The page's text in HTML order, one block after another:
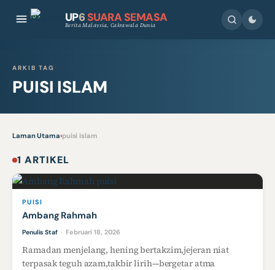
UP6 SUARA SEMASA
Berita Malaysia, Cakrawala Dunia
ARKIB TAG
PUISI ISLAM
Laman Utama›puisi islam
1 ARTIKEL
PUISI
Ambang Rahmah
Penulis Staf · Februari 18, 2026
Ramadan menjelang, hening bertakzim,jejeran niat
terpasak teguh azam,takbir lirih—bergetar atma